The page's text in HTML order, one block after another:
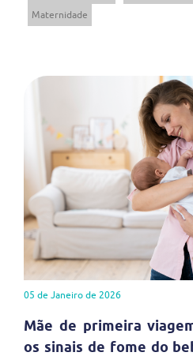
Maternidade
05 de Janeiro de 2026
Mãe de primeira
os sinais de fome do